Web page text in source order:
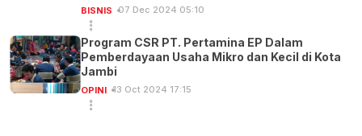
BISNIS 07 Dec 2024 05:10
Program CSR PT. Pertamina EP Dalam
Pemberdayaan Usaha Mikro dan Kecil di Kota
Jambi
OPINI 13 Oct 2024 17:15